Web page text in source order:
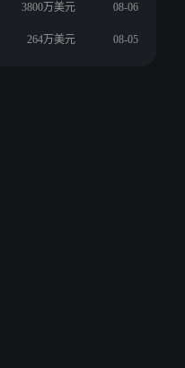
3800万美元 08-06
264万美元 08-05